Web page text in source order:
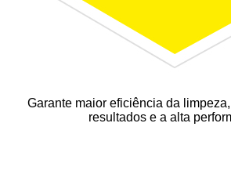
Garante maior eficiência da
resultados e a alta